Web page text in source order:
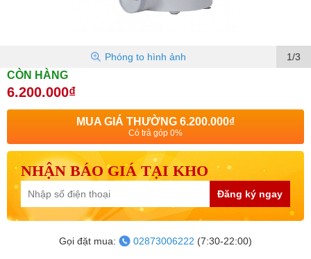
1/3
Phóng to hình ảnh
CÒN HÀNG
6.200.000₫
MUA GIÁ THƯỜNG 6.200.000₫
Có trả góp 0%
NHẬN BÁO GIÁ TẠI KHO
Đăng ký ngay
Gọi đặt mua: 02873006222 (7:30-22:00)